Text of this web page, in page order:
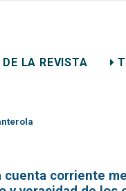
LA REVISTA
cuenta corriente